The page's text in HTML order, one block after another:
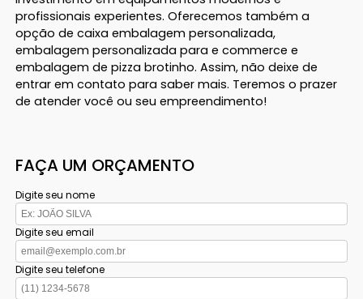
profissionais experientes. Oferecemos também a
opção de caixa embalagem personalizada,
embalagem personalizada para e commerce e
embalagem de pizza brotinho. Assim, não deixe de
entrar em contato para saber mais. Teremos o prazer
de atender você ou seu empreendimento!
FAÇA UM ORÇAMENTO
Digite seu nome
Digite seu email
Digite seu telefone